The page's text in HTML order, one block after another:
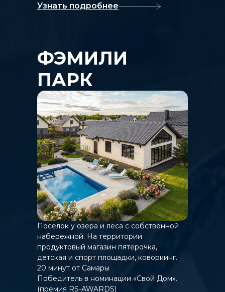
ФЭМИЛИ
ПАРК
Поселок у озера и леса с собственной
набережной. На территории
продуктовый магазин пятерочка,
детская и спорт площадки, коворкинг.
20 минут от Самары
Победитель в номинации «Свой Дом».
(премия RS-AWARDS)
Узнать подробнее